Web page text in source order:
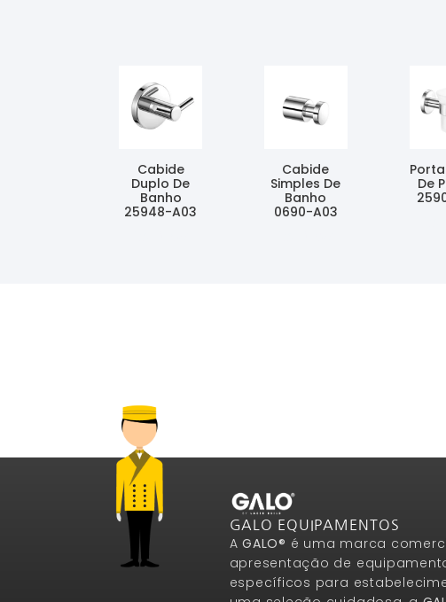
Cabide
Duplo De
Banho
25948-A03
Cabide
Simples De
Banho
0690-A03
De
GALO EQUIPAMENTOS
AGALO® é uma marca
apresentação de
específicos para